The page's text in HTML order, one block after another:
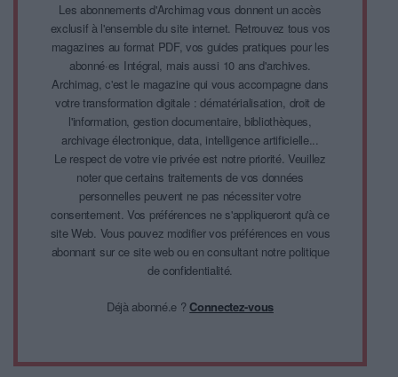
Les abonnements d'Archimag vous donnent un accès
exclusif à l'ensemble du site internet. Retrouvez tous vos
magazines au format PDF, vos guides pratiques pour les
abonné·es Intégral, mais aussi 10 ans d'archives.
Archimag, c'est le magazine qui vous accompagne dans
votre transformation digitale : dématérialisation, droit de
l'information, gestion documentaire, bibliothèques,
archivage électronique, data, intelligence artificielle...
Le respect de votre vie privée est notre priorité. Veuillez
noter que certains traitements de vos données
personnelles peuvent ne pas nécessiter votre
consentement. Vos préférences ne s'appliqueront qu'à ce
site Web. Vous pouvez modifier vos préférences en vous
abonnant sur ce site web ou en consultant notre politique
de confidentialité.
Déjà abonné.e ?Connectez-vous